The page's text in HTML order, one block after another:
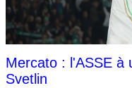
Mercato : l'ASSE à
Svetlin